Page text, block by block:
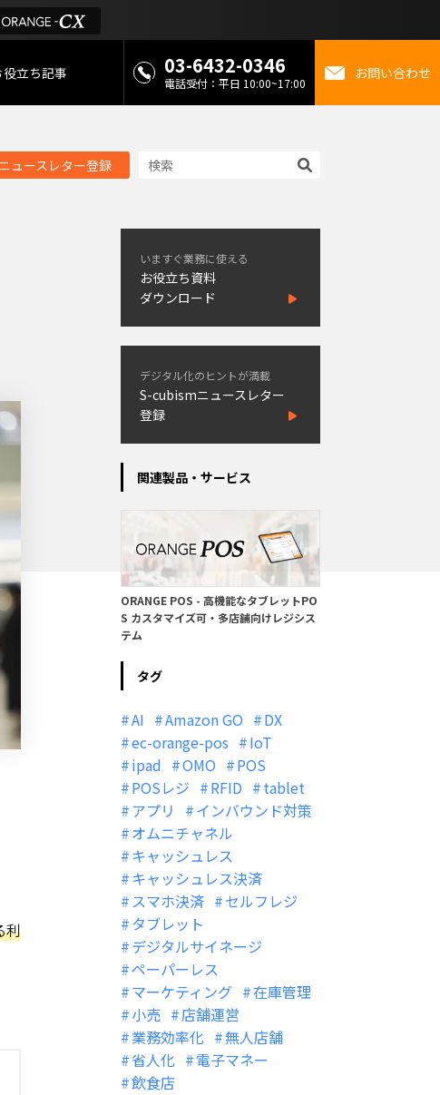
補助金
役立ち記事
舗のミライを考えるメディ
03-6432-0346
電話受付：平日 10:00~17:00
お問い合わせ
ニュースレター登録
利
いますぐ業務に使える
お役立ち資料
ダウンロード
デジタル化のヒントが満載
S-cubismニュースレター
登録
関連製品・サービス
ORANGE POS - 高機能なタブレットPO
S カスタマイズ可・多店舗向けレジシス
テム
タグ
AI Amazon GO
DX
ec-orange-pos
IoT
ipad
OMO
POS
POSレジ
RFID
tablet
アプリ
インバウンド対策
オムニチャネル
キャッシュレス
キャッシュレス決済
スマホ決済
セルフレジ
タブレット
デジタルサイネージ
ペーパーレス
マーケティング
在庫管理
小売
店舗運営
業務効率化
無人店舗
省人化
電子マネー
飲食店